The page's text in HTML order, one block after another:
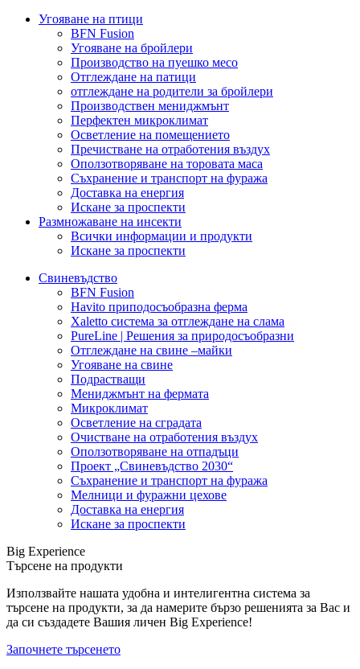
Угояване на птици
BFN Fusion
Угояване на бройлери
Производство на пуешко месо
Отглеждане на патици
отглеждане на родители за бройлери
Производствен мениджмънт
Перфектен микроклимат
Осветление на помещението
Пречистване на отработения въздух
Оползотворяване на торовата маса
Съхранение и транспорт на фуража
Доставка на енергия
Искане за проспекти
Размножаване на инсекти
Всички информации и продукти
Искане за проспекти
Свиневъдство
BFN Fusion
Havito приподосъобразна ферма
Xaletto система за отглеждане на слама
PureLine | Решения за природосъобразни
Отглеждане на свине –майки
Угояване на свине
Подрастващи
Мениджмънт на фермата
Микроклимат
Осветление на сградата
Очистване на отработения въздух
Оползотворяване на отпадъци
Проект „Свиневъдство 2030“
Съхранение и транспорт на фуража
Мелници и фуражни цехове
Доставка на енергия
Искане за проспекти
Big Experience
Търсене на продукти
Използвайте нашата удобна и интелигентна система за
търсене на продукти, за да намерите бързо решенията за Вас и
да си създадете Вашия личен Big Experience!
Започнете търсенето